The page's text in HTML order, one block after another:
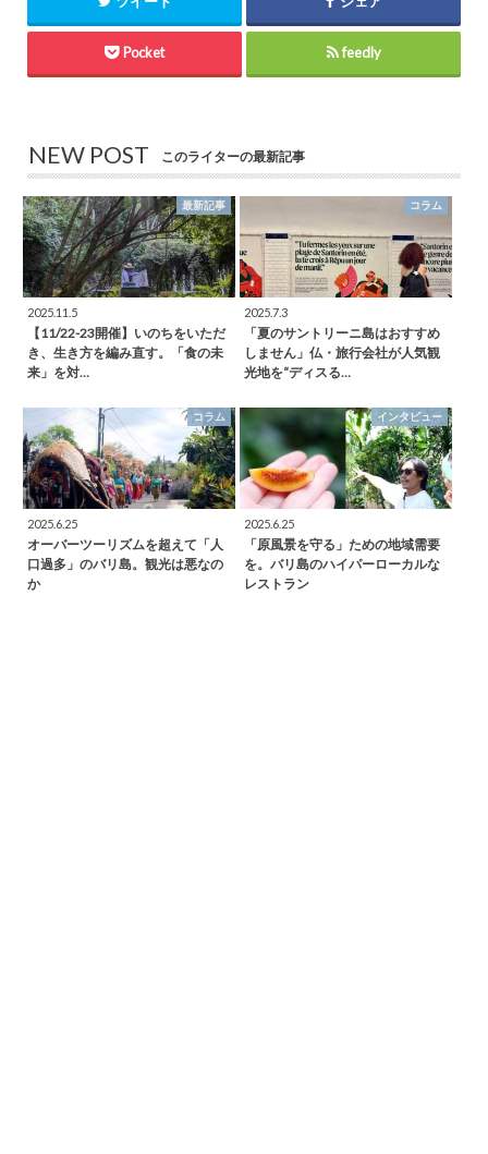
Pocket feedly
NEW POST このライターの最新記事
最新記事
2025.11.5
【11/22-23開催】いのちをいただ
き、生き方を編み直す。「食の未
来」を対…
コラム
2025.7.3
「夏のサントリーニ島はおすすめ
しません」仏・旅行会社が人気観
光地を“ディスる…
コラム
2025.6.25
オーバーツーリズムを超えて「人
口過多」のバリ島。観光は悪なの
か
インタビュー
2025.6.25
「原風景を守る」ための地域需要
を。バリ島のハイパーローカルな
レストラン